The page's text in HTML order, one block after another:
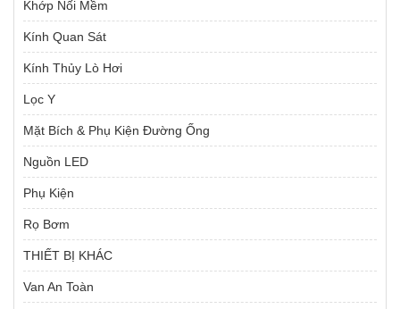
Khớp Nối Mềm
Kính Quan Sát
Kính Thủy Lò Hơi
Lọc Y
Mặt Bích & Phụ Kiện Đường Ống
Nguồn LED
Phụ Kiện
Rọ Bơm
THIẾT BỊ KHÁC
Van An Toàn